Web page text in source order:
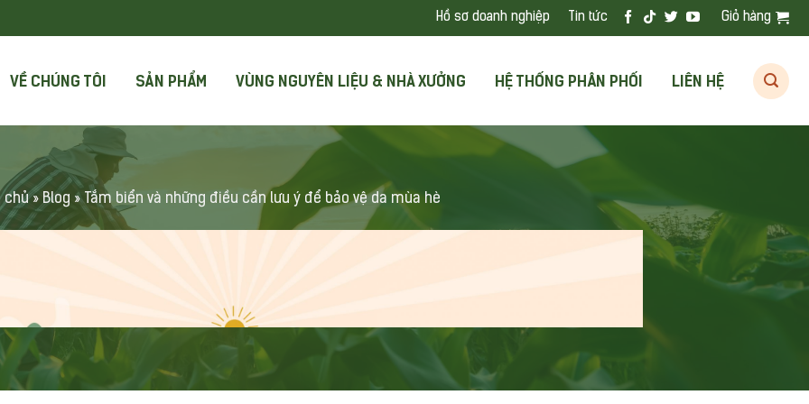
Hồ sơ doanh nghiệp Tin tức Giỏ hàng
VỀ CHÚNG TÔI SẢN PHẨM VÙNG NGUYÊN LIỆU & NHÀ XƯỞNG HỆ THỐNG PHÂN PHỐI LIÊN HỆ
chủ» Blog »Tắm biển và những điều cần lưu ý để bảo vệ da mùa hè
DA MÙA HÈ